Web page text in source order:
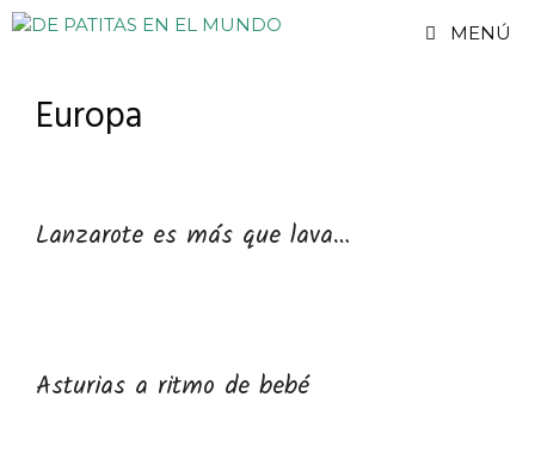
Saltar
MENÚ
Europa
Lanzarote es más que lava…
Asturias a ritmo de bebé